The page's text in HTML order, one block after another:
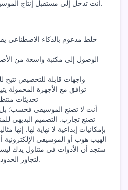
Sprunki But Alpha، أنت تدخل إلى مستقبل إنتاج الموسيقى.
خلط مدعوم بالذكاء الاصطناعي
الوصول إلى مكتبة واسعة من
واجهات قابلة للتخصيص
توافق مع الأجهزة المحمولة
تحديثات
تصنع تجارب. التصميم البديهي
بإمكانيات إبداعية لا نهاية لها. إنها
الهيب هوب أو الموسيقى
ستجد أن الأدوات في متناول يدك
لتجاوز الحدود واستكشاف أصوات جديدة.